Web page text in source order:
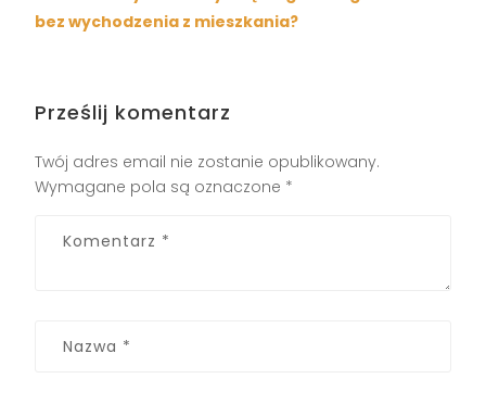
bez wychodzenia z mieszkania?
Prześlij komentarz
Twój adres email nie zostanie opublikowany.
Wymagane pola są oznaczone *